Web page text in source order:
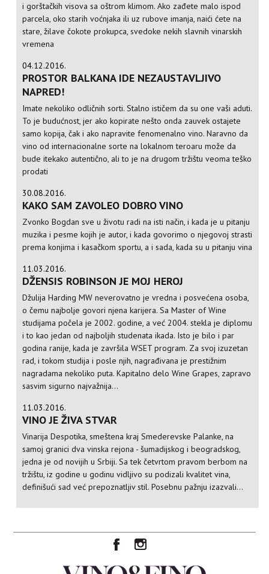
i gorštačkih visova sa oštrom klimom. Ako zađete malo ispod
parcela, oko starih voćnjaka ili uz rubove imanja, naići ćete na
stare, žilave čokote prokupca, svedoke nekih slavnih vinarskih
vremena
04.12.2016.
PROSTOR BALKANA IDE NEZAUSTAVLJIVO
NAPRED!
Imate nekoliko odličnih sorti. Stalno ističem da su one vaši aduti.
To je budućnost, jer ako kopirate nešto onda zauvek ostajete
samo kopija, čak i ako napravite fenomenalno vino. Naravno da
vino od internacionalne sorte na lokalnom teroaru može da
bude itekako autentično, ali to je na drugom tržištu veoma teško
prodati
30.08.2016.
KAKO SAM ZAVOLEO DOBRO VINO
Zvonko Bogdan sve u životu radi na isti način, i kada je u pitanju
muzika i pesme kojih je autor, i kada govorimo o njegovoj strasti
prema konjima i kasačkom sportu, a i sada, kada su u pitanju vina
11.03.2016.
DŽENSIS ROBINSON JE MOJ HEROJ
Džulija Harding MW neverovatno je vredna i posvećena osoba,
o čemu najbolje govori njena karijera. Sa Master of Wine
studijama počela je 2002. godine, a već 2004. stekla je diplomu
i to kao jedan od najboljih studenata ikada. Isto je bilo i par
godina ranije, kada je završila WSET program. Za svoj izuzetan
rad, i tokom studija i posle njih, nagrađivana je prestižnim
nagradama nekoliko puta. Kapitalno delo Wine Grapes, zapravo
sasvim sigurno najvažnija...
11.03.2016.
VINO JE ŽIVA STVAR
Vinarija Despotika, smeštena kraj Smederevske Palanke, na
samoj granici dva vinska rejona - šumadijskog i beogradskog,
jedna je od novijih u Srbiji. Sa tek četvrtom pravom berbom na
tržištu, iz godine u godinu vidljivo su podizali kvalitet vina,
definišući sad već prepoznatljiv stil. Posebnu pažnju izazvali...